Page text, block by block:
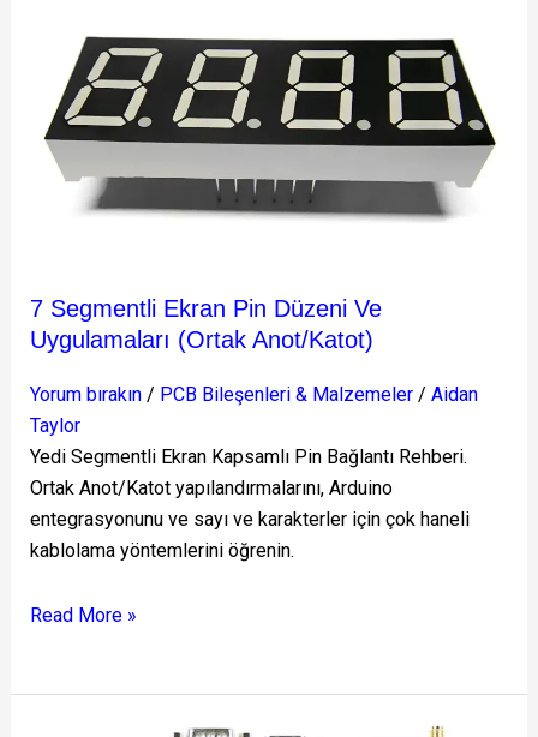
7 Segmentli Ekran Pin Düzeni Ve
Uygulamaları (Ortak Anot/Katot)
Yorum bırakın / PCB Bileşenleri & Malzemeler/ Aidan
Taylor
Yedi Segmentli Ekran Kapsamlı Pin Bağlantı Rehberi.
Ortak Anot/Katot yapılandırmalarını, Arduino
entegrasyonunu ve sayı ve karakterler için çok haneli
kablolama yöntemlerini öğrenin.
Düzeni
ve
Uygulamaları
Read More »